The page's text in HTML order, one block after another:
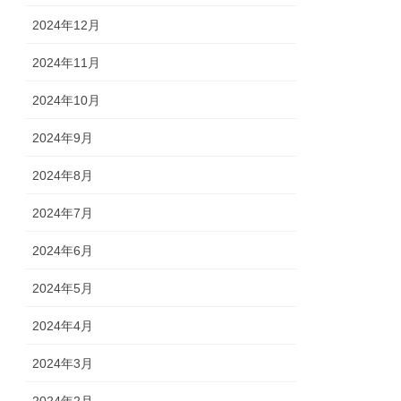
2024年12月
2024年11月
2024年10月
2024年9月
2024年8月
2024年7月
2024年6月
2024年5月
2024年4月
2024年3月